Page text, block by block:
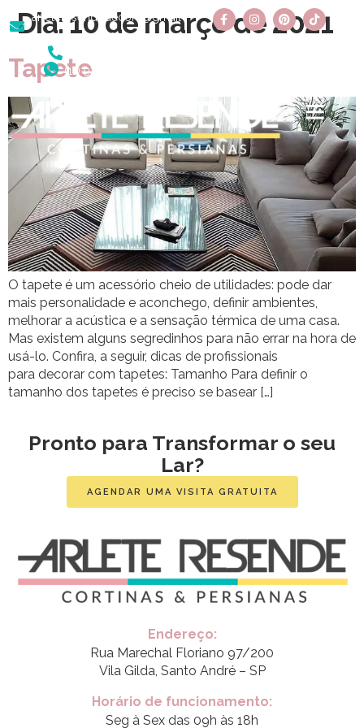
arleteresendedecora@gmail
.com
(11) 97969-5884
Dia: 10 de março de 2021
Tapete
O tapete é um acessório cheio de utilidades: pode dar
mais personalidade e aconchego, definir ambientes,
melhorar a acústica e a sensação térmica de uma casa.
Mas existem alguns segredinhos para não errar na hora de
usá-lo. Confira, a seguir, dicas de profissionais
para decorar com tapetes: Tamanho Para definir o
tamanho dos tapetes é preciso se basear […]
Pronto para Transformar o seu
Lar?
AGENDAR UMA VISITA GRATUITA
Endereço:
Rua Marechal Floriano 97/200
Vila Gilda, Santo André – SP
Horário de funcionamento:
Seg à Sex das 09h às 18h